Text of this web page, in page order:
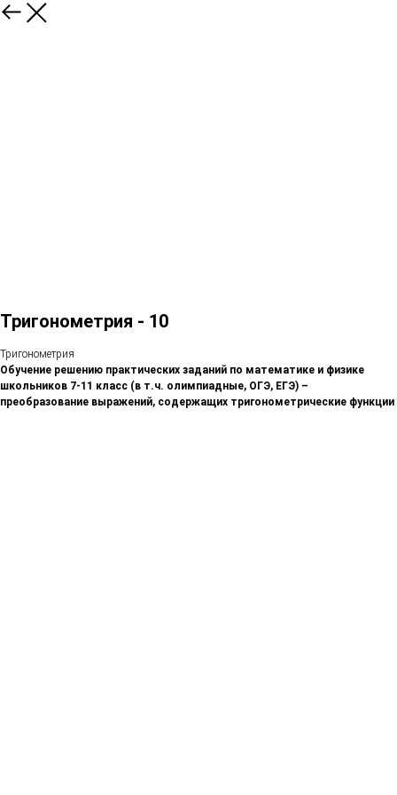
Тригонометрия - 10
Тригонометрия
Обучение решению практических заданий по математике и физике
школьников 7-11 класс (в т.ч. олимпиадные, ОГЭ, ЕГЭ) –
преобразование выражений, содержащих тригонометрические функции